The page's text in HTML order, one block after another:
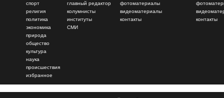
спорт
религия
политика
экономика
природа
общество
культура
наука
происшествия
избранное
главный редактор
колумнисты
институты
СМИ
фотоматериалы
видеоматериалы
контакты
контакты